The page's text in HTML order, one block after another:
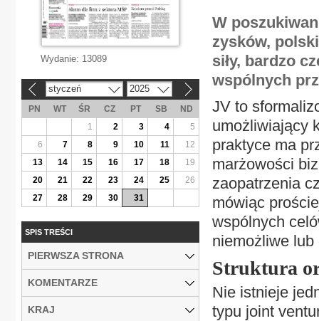
W
zysków,
siły, bardzo
wspólnych
JV to
umożliwiający
praktyce ma
marżowości
zaopatrzenia
mówiąc
wspólnych
niemożliwe
Struktura
Nie istnieje
typu joint
Wydanie: 13089
styczeń 2025
PN WT ŚR CZ PT SB
ND
1
2 3 4
5
6
7 8 9 10 11
12
13
14 15 16 17 18
19
20
21 22 23 24 25
26
27
28 29 30 31
SPIS TREŚCI
PIERWSZA STRONA
KOMENTARZE
KRAJ